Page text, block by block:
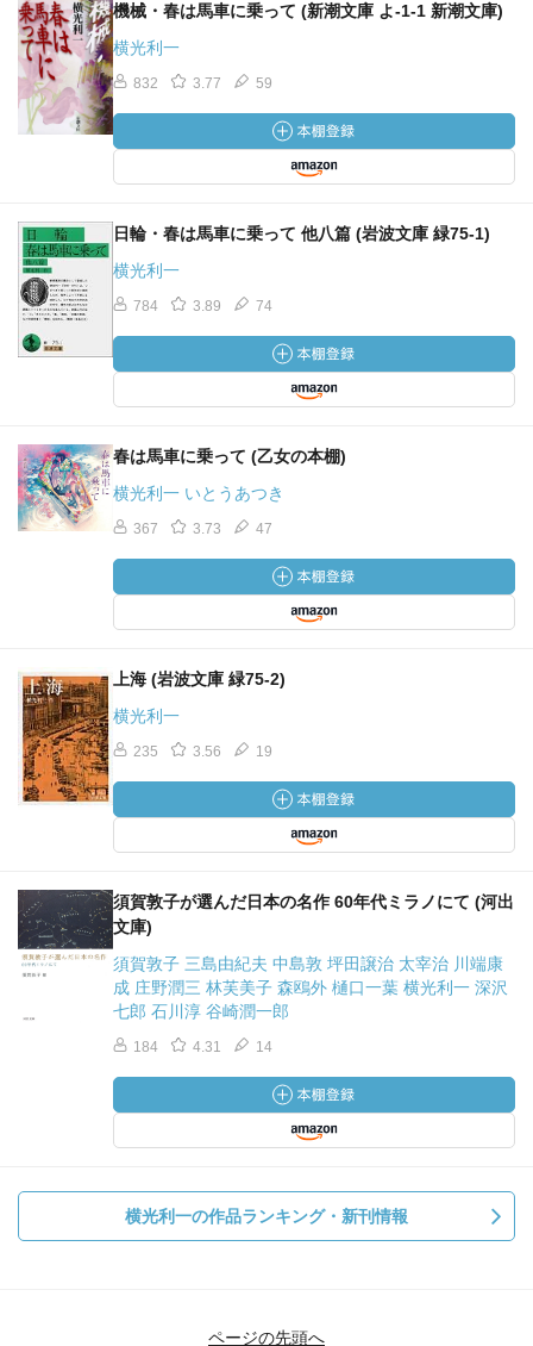
機械・春は馬車に乗って (新潮文庫 よ-1-1 新潮文庫)
横光利一
832 3.77 59
日輪・春は馬車に乗って 他八篇 (岩波文庫 緑75-1)
横光利一
784 3.89 74
春は馬車に乗って (乙女の本棚)
横光利一 いとうあつき
367 3.73 47
上海 (岩波文庫 緑75-2)
横光利一
235 3.56 19
須賀敦子が選んだ日本の名作 60年代ミラノにて (河出
文庫)
須賀敦子 三島由紀夫 中島敦 坪田譲治 太宰治 川端康
成 庄野潤三 林芙美子 森鴎外 樋口一葉 横光利一 深沢
七郎 石川淳 谷崎潤一郎
184 4.31 14
横光利一の作品ランキング・新刊情報
ページの先頭へ